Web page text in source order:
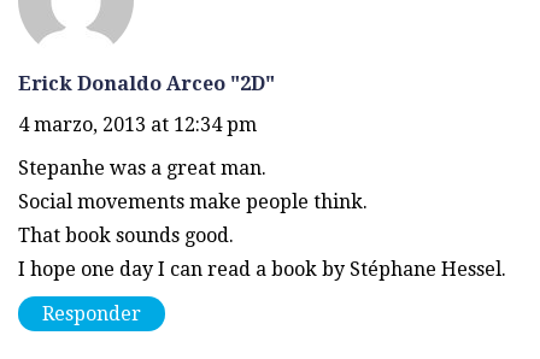
Erick Donaldo Arceo "2D"
4 marzo, 2013 at 12:34 pm
Stepanhe was a great man.
Social movements make people think.
That book sounds good.
I hope one day I can read a book by Stéphane Hessel.
Responder